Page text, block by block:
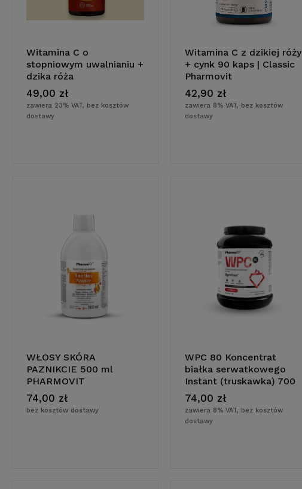
do koszyka
Witamina C o
stopniowym uwalnianiu +
dzika róża
49,00 zł
zawiera 23% VAT, bez kosztów
dostawy
do koszyka
Witamina C z dzikiej róży
+ cynk 90 kaps | Classic
Pharmovit
42,90 zł
zawiera 8% VAT, bez kosztów
dostawy
do koszyka
WŁOSY SKÓRA
PAZNIKCIE 500 ml
PHARMOVIT
74,00 zł
bez kosztów dostawy
do koszyka
WPC 80 Koncentrat
białka serwatkowego
Instant (truskawka) 700
g | GymFood Pharmovit
74,00 zł
zawiera 8% VAT, bez kosztów
dostawy